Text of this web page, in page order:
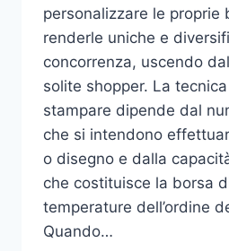
personalizzare le proprie
renderle uniche e
concorrenza, uscendo
solite shopper. La
stampare dipende dal
che si intendono
o disegno e dalla
che costituisce la borsa
temperature dell’ordine
Quando…